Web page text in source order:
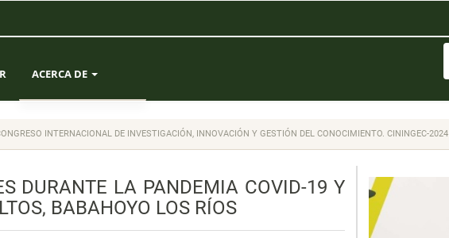
ACERCA DE
EQUIPO EDITORIAL
INTERNACIONAL DE INVESTIGACIÓN, INNOVACIÓN Y GESTIÓN DEL CONOCIMIENTO. CININGEC-2024
DURANTE LA PANDEMIA COVID-19 Y
BABAHOYO LOS RÍOS